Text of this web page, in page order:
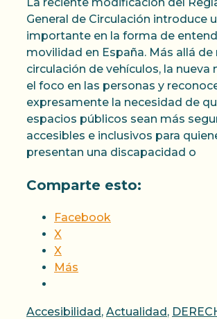
General de Circulación introduce
importante en la forma de
movilidad en España. Más allá de
circulación de vehículos, la nueva
el foco en las personas y
expresamente la necesidad de
espacios públicos sean más
accesibles e inclusivos para
presentan una discapacidad o
Comparte esto:
Facebook
X
X
Más
Categorías
Accesibilidad, Actualidad,